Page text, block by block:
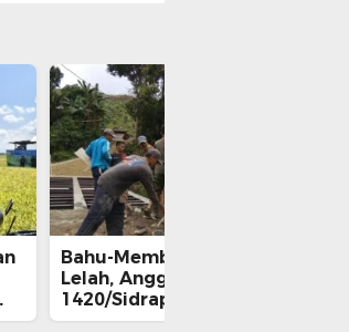
Bahu-Membahu Tanpa
Lelah, Anggota Kodim
1420/Sidrap dan Warga
Tana Toro Kebut